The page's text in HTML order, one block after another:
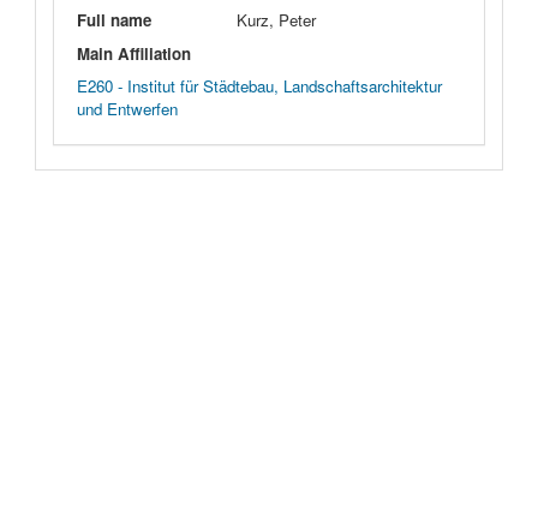
Full name
Kurz, Peter
Main Affiliation
E260 - Institut für Städtebau, Landschaftsarchitektur
und Entwerfen